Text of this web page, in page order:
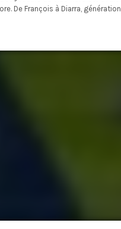
De François à Diarra,